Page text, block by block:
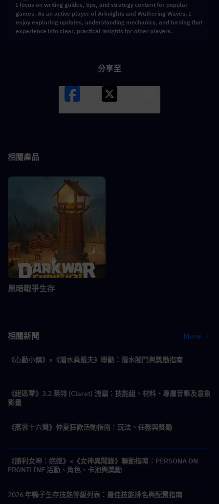
I focus on writing guides, tips, and strategy content for popular
games. As an active player of Arknights and Wuthering Waves, I
enjoy exploring updates, understanding mechanics, and turning that
experience into clear, practical insights for other players.
分享至
相關產品
黑暗戰爭生存
相關新聞 More
《心動小鎮》×《潛水員戴夫》聯動：潛水閥門與獎勵指南
《絕區零》3.2 萊特 (Claret) 洩漏：技能組、材料、專屬音擎及意象
影畫
《燕雲十六聲》仲夏狂歡活動指南：玩法、任務與獎勵
《勝利女神：妮姬》×《女神異聞錄》聯動指南：PERSONA ON
FRONTLINE 活動、角色、卡池與獎勵
2026 年鴨子生存技能等級列表：最佳技能排名與配置指南